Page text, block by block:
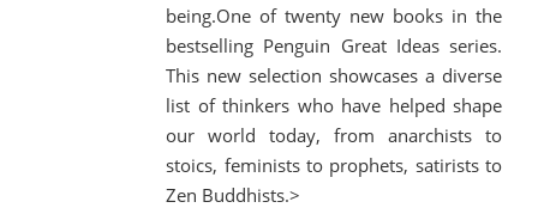
being.One of twenty new books in the
bestselling Penguin Great Ideas series.
This new selection showcases a diverse
list of thinkers who have helped shape
our world today, from anarchists to
stoics, feminists to prophets, satirists to
Zen Buddhists.>